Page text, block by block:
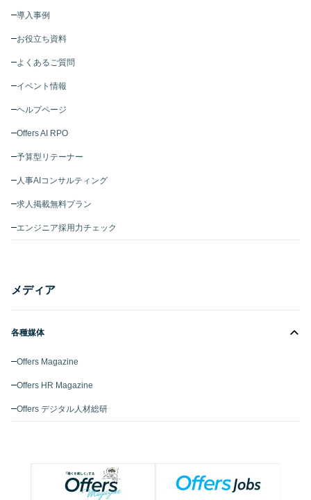
導入事例
お役立ち資料
よくあるご質問
イベント情報
ヘルプページ
Offers AI RPO
予算型リテーナー
人事AIコンサルティング
求人掲載無料プラン
エンジニア採用力チェック
メディア
各種媒体
Offers Magazine
Offers HR Magazine
Offers デジタル人材総研